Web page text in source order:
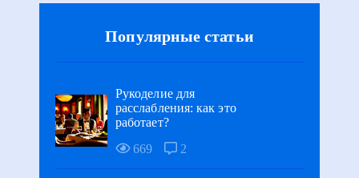
Популярные статьи
Рукоделие для
расслабления: как это
работает?
669
2